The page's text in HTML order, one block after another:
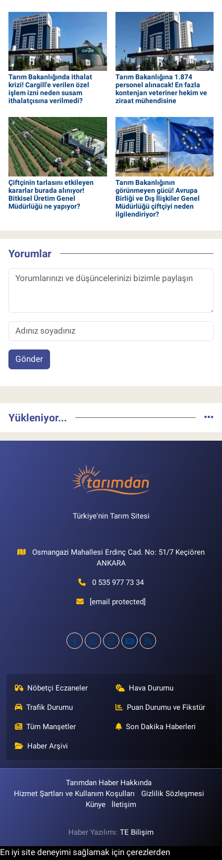
Tarım Bakanlığında ithalat
krizi! Cargill'e verilen özel
işlem izni neden susam
ithalatçısına verilmedi?
Tarım Bakanlığına 1.874
personel alınacak! En fazla
kontenjan veteriner hekim ve
ziraat mühendisine
Çiftçinin tarlasını etkileyen
kararlar burada alınıyor!
Bitkisel Üretim Genel
Müdürlüğü ne yapıyor?
Tarım Bakanlığının
görünmeyen gücü! Avrupa
Birliği ve Dış İlişkiler Genel
Müdürlüğü çiftçiyi neden
ilgilendiriyor?
Yorumlar
Gönder
Yükleniyor...
Türkiye'nin Tarım Sitesi
Osmangazi Mahallesi Erdinç Cad. No: 51/7 Keçiören
ANKARA
0 535 977 73 34
[email protected]
Nöbetçi Eczaneler Hava Durumu
Trafik Durumu Puan Durumu ve Fikstür
Tüm Manşetler Son Dakika Haberleri
Haber Arşivi
Tarımdan Haber Hakkında
Hizmet Şartları ve Kullanım Koşulları
Gizlilik Sözleşmesi
Künye
İletişim
Haber Yazılımı: TE Bilişim
En iyi site deneyimi sağlamak için çerezlerden